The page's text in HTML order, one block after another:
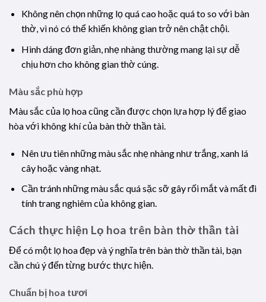
Không nên chọn những lọ quá cao hoặc quá to so với bàn
thờ, vì nó có thể khiến không gian trở nên chật chội.
Hình dáng đơn giản, nhẹ nhàng thường mang lại sự dễ
chịu hơn cho không gian thờ cúng.
Màu sắc phù hợp
Màu sắc của lọ hoa cũng cần được chọn lựa hợp lý để giao
hòa với không khí của bàn thờ thần tài.
Nên ưu tiên những màu sắc nhẹ nhàng như trắng, xanh lá
cây hoặc vàng nhạt.
Cần tránh những màu sắc quá sặc sỡ gây rối mắt và mất đi
tính trang nghiêm của không gian.
Cách thực hiện Lọ hoa trên bàn thờ thần tài
Để có một lọ hoa đẹp và ý nghĩa trên bàn thờ thần tài, bạn
cần chú ý đến từng bước thực hiện.
Chuẩn bị hoa tươi